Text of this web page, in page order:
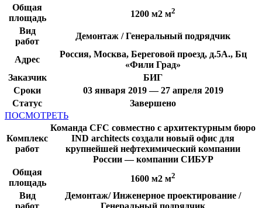
Общая
площадь
1200 м2 м2
Вид
работ
Демонтаж / Генеральный подрядчик
Адрес
Россия, Москва, Береговой проезд, д.5А., Бц
«Фили Град»
Заказчик
БИГ
Сроки
03 января 2019 — 27 апреля 2019
Статус
Завершено
ПОСМОТРЕТЬ
Комплекс
работ
Команда CFC совместно с архитектурным бюро
IND architects создали новый офис для
крупнейшей нефтехимический компании
России — компании СИБУР
Общая
площадь
1600 м2 м2
Вид
работ
Демонтаж/ Инженерное проектирование /
Генеральный подрядчик